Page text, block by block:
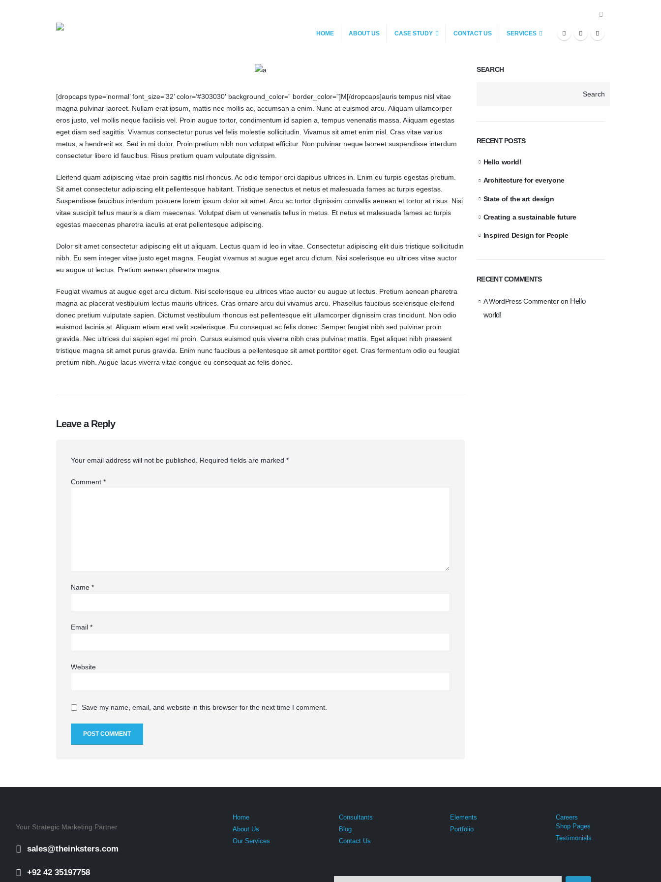
HOME ABOUT US CASE STUDY CONTACT US SERVICES
[dropcaps type=’normal’ font_size=’32’ color=’#303030′ background_color=” border_color=”]M[/dropcaps]auris tempus nisl vitae
magna pulvinar laoreet. Nullam erat ipsum, mattis nec mollis ac, accumsan a enim. Nunc at euismod arcu. Aliquam ullamcorper
eros justo, vel mollis neque facilisis vel. Proin augue tortor, condimentum id sapien a, tempus venenatis massa. Aliquam egestas
eget diam sed sagittis. Vivamus consectetur purus vel felis molestie sollicitudin. Vivamus sit amet enim nisl. Cras vitae varius
metus, a hendrerit ex. Sed in mi dolor. Proin pretium nibh non volutpat efficitur. Non pulvinar neque laoreet suspendisse interdum
consectetur libero id faucibus. Risus pretium quam vulputate dignissim.
Eleifend quam adipiscing vitae proin sagittis nisl rhoncus. Ac odio tempor orci dapibus ultrices in. Enim eu turpis egestas pretium.
Sit amet consectetur adipiscing elit pellentesque habitant. Tristique senectus et netus et malesuada fames ac turpis egestas.
Suspendisse faucibus interdum posuere lorem ipsum dolor sit amet. Arcu ac tortor dignissim convallis aenean et tortor at risus. Nisi
vitae suscipit tellus mauris a diam maecenas. Volutpat diam ut venenatis tellus in metus. Et netus et malesuada fames ac turpis
egestas maecenas pharetra iaculis at erat pellentesque adipiscing.
Dolor sit amet consectetur adipiscing elit ut aliquam. Lectus quam id leo in vitae. Consectetur adipiscing elit duis tristique sollicitudin
nibh. Eu sem integer vitae justo eget magna. Feugiat vivamus at augue eget arcu dictum. Nisi scelerisque eu ultrices vitae auctor
eu augue ut lectus. Pretium aenean pharetra magna.
Feugiat vivamus at augue eget arcu dictum. Nisi scelerisque eu ultrices vitae auctor eu augue ut lectus. Pretium aenean pharetra
magna ac placerat vestibulum lectus mauris ultrices. Cras ornare arcu dui vivamus arcu. Phasellus faucibus scelerisque eleifend
donec pretium vulputate sapien. Dictumst vestibulum rhoncus est pellentesque elit ullamcorper dignissim cras tincidunt. Non odio
euismod lacinia at. Aliquam etiam erat velit scelerisque. Eu consequat ac felis donec. Semper feugiat nibh sed pulvinar proin
gravida. Nec ultrices dui sapien eget mi proin. Cursus euismod quis viverra nibh cras pulvinar mattis. Eget aliquet nibh praesent
tristique magna sit amet purus gravida. Enim nunc faucibus a pellentesque sit amet porttitor eget. Cras fermentum odio eu feugiat
pretium nibh. Augue lacus viverra vitae congue eu consequat ac felis donec.
Leave a Reply
Your email address will not be published. Required fields are marked *
Comment *
Name *
Email *
Website
Save my name, email, and website in this browser for the next time I comment.
SEARCH
Search
RECENT POSTS
Hello world!
Architecture for everyone
State of the art design
Creating a sustainable future
Inspired Design for People
RECENT COMMENTS
A WordPress Commenteron Hello
world!
Your Strategic Marketing Partner
sales@theinksters.com
+92 42 35197758
Home
About Us
Our Services
Consultants
Blog
Contact Us
Elements
Portfolio
Careers
Shop Pages
Testimonials